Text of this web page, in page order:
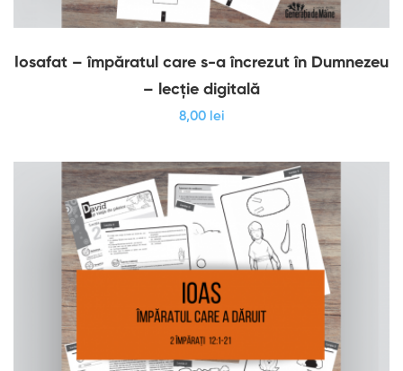
Iosafat – împăratul care s-a încrezut în Dumnezeu
– lecție digitală
8,00 lei